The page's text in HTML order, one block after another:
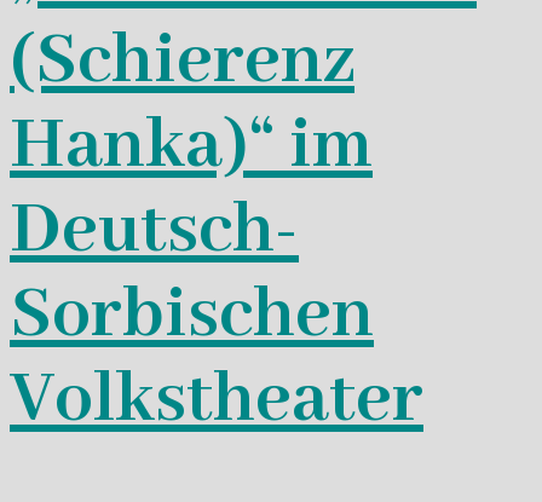
(Schierenz
Hanka)“ im
Deutsch-
Sorbischen
Volkstheater